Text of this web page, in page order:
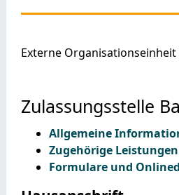
Externe Organisationseinheit
Zulassungsstelle
Allgemeine
Zugehörige Leistungen
Formulare und